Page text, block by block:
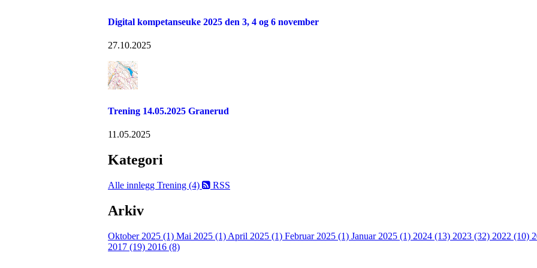
Digital kompetanseuke 2025 den 3, 4 og 6 november
27.10.2025
Trening 14.05.2025 Granerud
11.05.2025
Kategori
Alle innlegg Trening (4) RSS
Arkiv
Oktober 2025 (1) Mai 2025 (1) April 2025 (1) Februar 2025 (1) Januar 2025 (1) 2024 (13) 2023 (32) 2022 (10)
2017 (19) 2016 (8)